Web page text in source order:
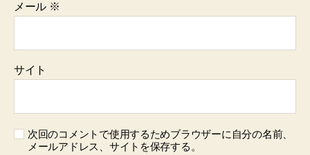
メール ※
サイト
次回のコメントで使用するためブラウザーに自分の名前、
メールアドレス、サイトを保存する。